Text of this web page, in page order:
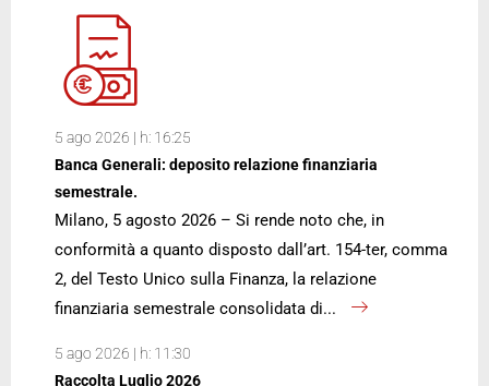
5 ago 2026 | h: 16:25
Banca Generali: deposito relazione finanziaria
semestrale.
Milano, 5 agosto 2026 – Si rende noto che, in
conformità a quanto disposto dall’art. 154-ter, comma
2, del Testo Unico sulla Finanza, la relazione
finanziaria semestrale consolidata di...
5 ago 2026 | h: 11:30
Raccolta Luglio 2026